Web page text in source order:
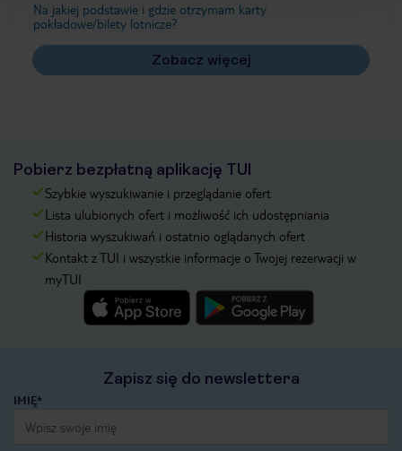
Na jakiej podstawie i gdzie otrzymam karty
pokładowe/bilety lotnicze?
Zobacz więcej
Pobierz bezpłatną aplikację TUI
Szybkie wyszukiwanie i przeglądanie ofert
Lista ulubionych ofert i możliwość ich udostępniania
Historia wyszukiwań i ostatnio oglądanych ofert
Kontakt z TUI i wszystkie informacje o Twojej rezerwacji w
myTUI
Zapisz się do newslettera
IMIĘ*